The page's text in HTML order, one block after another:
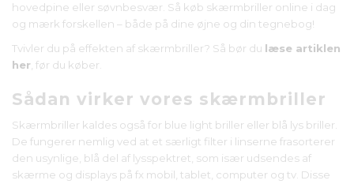
hovedpine eller søvnbesvær. Så køb skærmbriller online i dag
og mærk forskellen – både på dine øjne og din tegnebog!
Tvivler du på effekten af skærmbriller? Så bør du læse artiklen
her , før du køber.
Sådan virker vores skærmbriller
Skærmbriller kaldes også for blue light briller eller blå lys briller.
De fungerer nemlig ved at et særligt filter i linserne frasorterer
den usynlige, blå del af lysspektret, som især udsendes af
skærme og displays på fx mobil, tablet, computer og tv. Disse